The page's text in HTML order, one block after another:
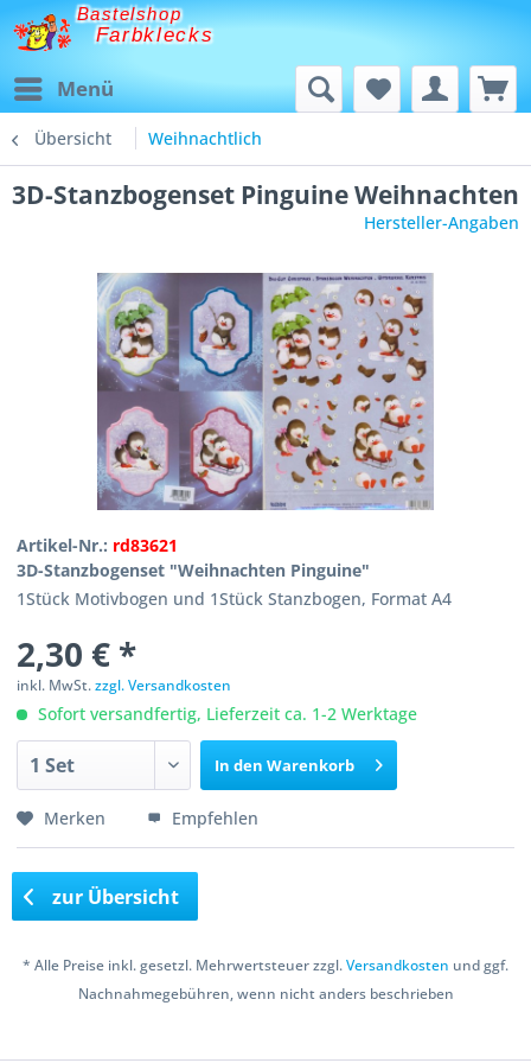
Bastelshop
Farbklecks
Menü
Übersicht Weihnachtlich
3D-Stanzbogenset Pinguine Weihnachten
Hersteller-Angaben
Artikel-Nr.: rd83621
3D-Stanzbogenset "Weihnachten Pinguine"
1Stück Motivbogen und 1Stück Stanzbogen, Format A4
2,30 € *
inkl. MwSt.zzgl. Versandkosten
Sofort versandfertig, Lieferzeit ca. 1-2 Werktage
In den Warenkorb
Merken Empfehlen
zur Übersicht
* Alle Preise inkl. gesetzl. Mehrwertsteuer zzgl.Versandkosten und ggf.
Nachnahmegebühren, wenn nicht anders beschrieben